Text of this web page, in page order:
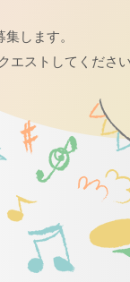
します。
エストしてくださ